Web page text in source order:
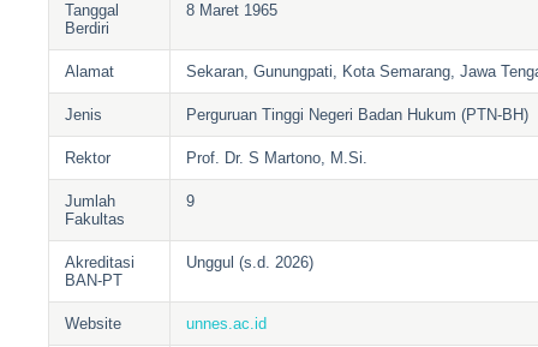
Tanggal
Berdiri
8 Maret 1965
Alamat Sekaran, Gunungpati, Kota Semarang, Jawa
Jenis Perguruan Tinggi Negeri Badan Hukum (PTN-BH)
Rektor Prof. Dr. S Martono, M.Si.
Jumlah
Fakultas
9
Akreditasi
BAN-PT
Unggul (s.d. 2026)
Website unnes.ac.id